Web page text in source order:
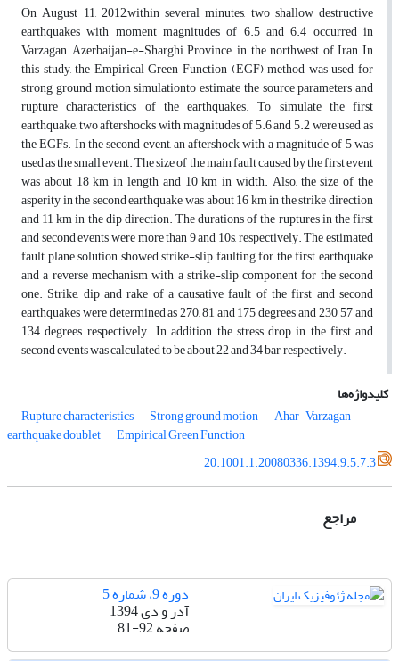
On August 11, 2012,within several minutes, two shallow destructive
earthquakes with moment magnitudes of 6.5 and 6.4 occurred in
Varzagan, Azerbaijan-e-Sharghi Province, in the northwest of Iran In
this study, the Empirical Green Function (EGF) method was used for
strong ground motion simulationto estimate the source parameters and
rupture characteristics of the earthquakes. To simulate the first
earthquake, two aftershocks with magnitudes of 5.6 and 5.2 were used as
the EGFs. In the second event, an aftershock with a magnitude of 5 was
used as the small event. The size of the main fault caused by the first event
was about 18 km in length and 10 km in width. Also, the size of the
asperity in the second earthquake was about 16 km in the strike direction
and 11 km in the dip direction. The durations of the ruptures in the first
and second events were more than 9 and 10s, respectively. The estimated
fault plane solution showed strike-slip faulting for the first earthquake
and a reverse mechanism with a strike-slip component for the second
one. Strike, dip and rake of a causative fault of the first and second
earthquakes were determined as 270, 81 and 175 degrees and 230, 57 and
134 degrees, respectively. In addition, the stress drop in the first and
second events was calculated to be about 22 and 34 bar, respectively.
کلیدواژه‌ها
Rupture characteristics
Strong ground motion Ahar-Varzagan
earthquake doublet
Empirical Green Function
20.1001.1.20080336.1394.9.5.7.3
مراجع
دوره 9، شماره 5
آذر و دی 1394
صفحه81-92